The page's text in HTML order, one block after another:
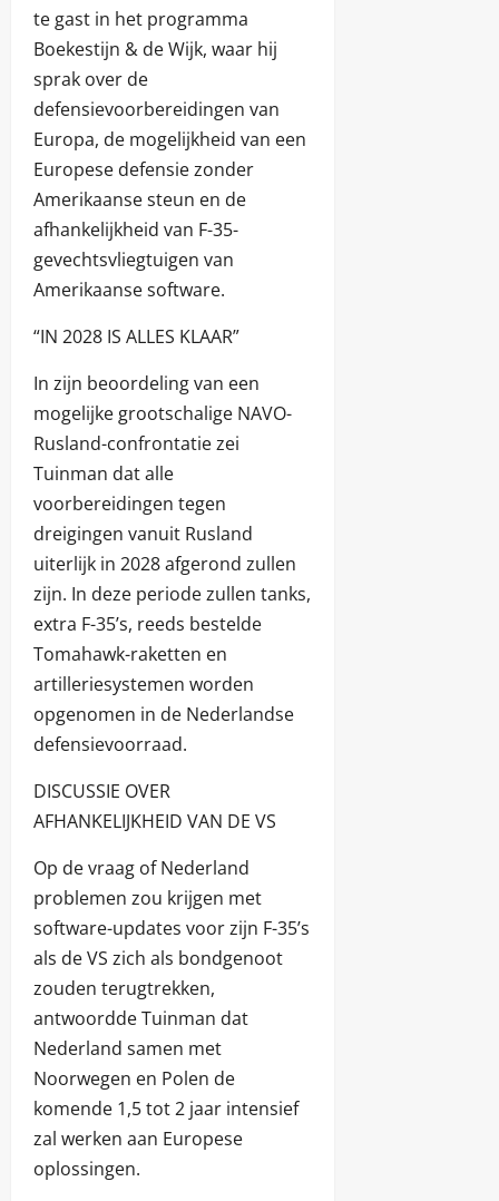
te gast in het programma
Boekestijn & de Wijk, waar hij
sprak over de
defensievoorbereidingen van
Europa, de mogelijkheid van een
Europese defensie zonder
Amerikaanse steun en de
afhankelijkheid van F-35-
gevechtsvliegtuigen van
Amerikaanse software.
“IN 2028 IS ALLES KLAAR”
In zijn beoordeling van een
mogelijke grootschalige NAVO-
Rusland-confrontatie zei
Tuinman dat alle
voorbereidingen tegen
dreigingen vanuit Rusland
uiterlijk in 2028 afgerond zullen
zijn. In deze periode zullen tanks,
extra F-35’s, reeds bestelde
Tomahawk-raketten en
artilleriesystemen worden
opgenomen in de Nederlandse
defensievoorraad.
DISCUSSIE OVER
AFHANKELIJKHEID VAN DE VS
Op de vraag of Nederland
problemen zou krijgen met
software-updates voor zijn F-35’s
als de VS zich als bondgenoot
zouden terugtrekken,
antwoordde Tuinman dat
Nederland samen met
Noorwegen en Polen de
komende 1,5 tot 2 jaar intensief
zal werken aan Europese
oplossingen.